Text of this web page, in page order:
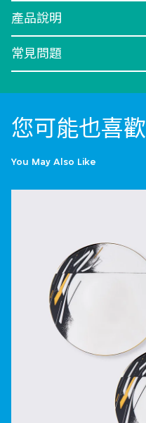
產品說明
常見問題
您可能也喜歡
You May Also Like